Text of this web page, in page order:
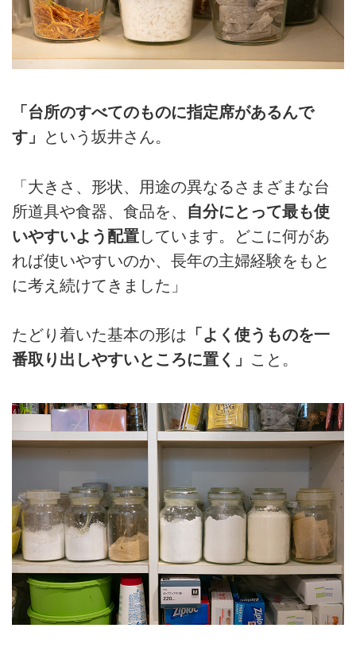
「台所のすべてのものに指定席があるんで
す」
という坂井さん。
「大きさ、形状、用途の異なるさまざまな台
所道具や食器、食品を、 自分にとって最も使
いやすいよう配置しています。どこに何があ
れば使いやすいのか、長年の主婦経験をもと
に考え続けてきました」
たどり着いた基本の形は 「よく使うものを一
番取り出しやすいところに置く」 こと。